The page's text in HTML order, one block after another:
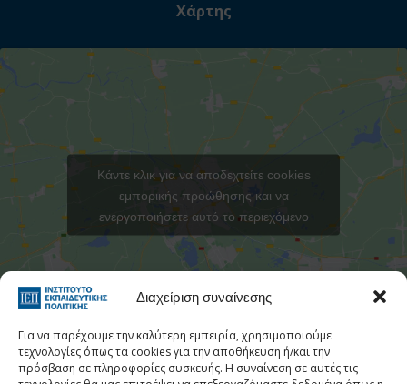
Διαχείριση συναίνεσης
Για να παρέχουμε την καλύτερη εμπειρία, χρησιμοποιούμε
τεχνολογίες όπως τα cookies για την αποθήκευση ή/και την
πρόσβαση σε πληροφορίες συσκευής. Η συναίνεση σε αυτές τις
Χάρτης
Κάντε κλικ για να αποδεχτείτε cookies
εμπορικής προώθησης και να
ενεργοποιήσετε αυτό το περιεχόμενο